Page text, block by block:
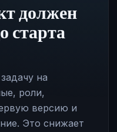
должен
старта
на
роли,
версию и
Это снижает